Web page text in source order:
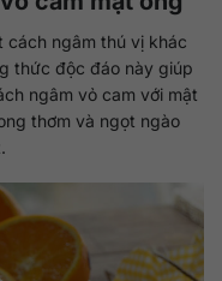
cách ngâm thú vị khác
thức độc đáo này giúp
ngâm vỏ cam với mật
thơm và ngọt ngào